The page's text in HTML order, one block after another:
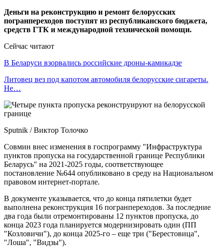
Деньги на реконструкцию и ремонт белорусских
погранпереходов поступят из республиканского бюджета,
средств ГТК и международной технической помощи.
Сейчас читают
В Беларуси взорвались российские дроны-камикадзе
Литовец вез под капотом автомобиля белорусские сигареты.
Не…
Sputnik / Виктор Толочко
Совмин внес изменения в госпрограмму "Инфраструктура
пунктов пропуска на государственной границе Республики
Беларусь" на 2021-2025 годы, соответствующее
постановление №644 опубликовано в среду на Национальном
правовом интернет-портале.
В документе указывается, что до конца пятилетки будет
выполнена реконструкция 16 погранпереходов. За последние
два года были отремонтированы 12 пунктов пропуска, до
конца 2023 года планируется модернизировать один (ПП
"Козловичи"), до конца 2025-го – еще три ("Берестовица",
"Лоша", "Видзы").